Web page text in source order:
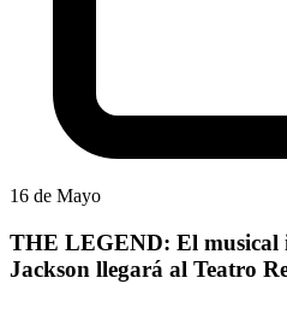
16 de Mayo
THE LEGEND: El musical
Jackson llegará al Teatro